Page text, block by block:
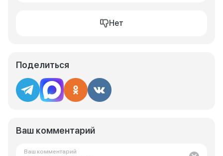
Нет
Поделиться
Ваш комментарий
Ваш комментарий